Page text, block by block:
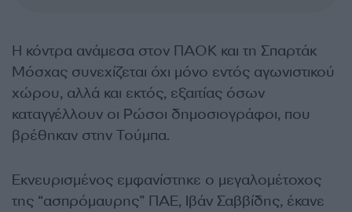
Η κόντρα ανάμεσα στον ΠΑΟΚ και τη Σπαρτάκ
Μόσχας συνεχίζεται όχι μόνο εντός αγωνιστικού
χώρου, αλλά και εκτός, εξαιτίας όσων
καταγγέλλουν οι Ρώσοι δημοσιογράφοι, που
βρέθηκαν στην Τούμπα.
Εκνευρισμένος εμφανίστηκε ο μεγαλομέτοχος
της “ασπρόμαυρης” ΠΑΕ, Ιβάν Σαββίδης, έκανε